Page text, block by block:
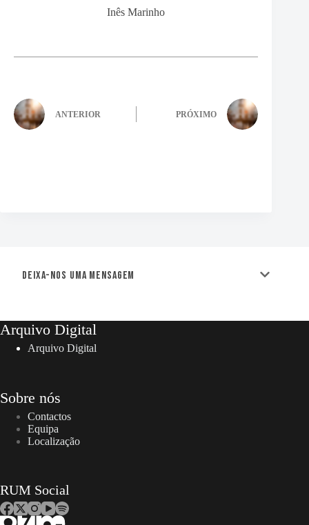
Inês Marinho
ANTERIOR PRÓXIMO
Deixa-nos uma mensagem
Arquivo Digital
Arquivo Digital
Sobre nós
Contactos
Equipa
Localização
RUM Social